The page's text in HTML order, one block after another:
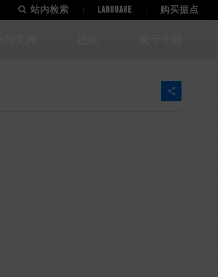
站内检索 LANGUAGE 购买据点